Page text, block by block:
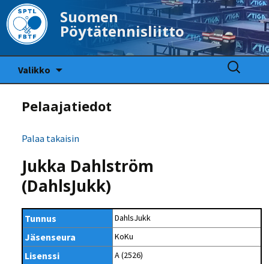
Suomen
Pöytätennisliitto
Valikko
Haku:
Pelaajatiedot
Palaa takaisin
Jukka Dahlström
(DahlsJukk)
Tunnus DahlsJukk
Jäsenseura KoKu
Lisenssi A (2526)